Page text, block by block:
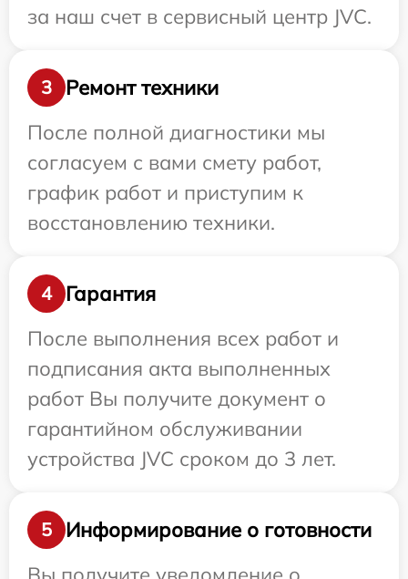
за наш счет в сервисный центр JVC.
3
Ремонт техники
После полной диагностики мы
согласуем с вами смету работ,
график работ и приступим к
восстановлению техники.
4
Гарантия
После выполнения всех работ и
подписания акта выполненных
работ Вы получите документ о
гарантийном обслуживании
устройства JVC сроком до 3 лет.
5
Информирование о готовности